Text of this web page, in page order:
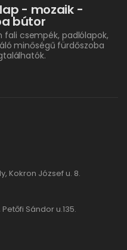
- mozaik -
bútor
fali csempék, padlólapok,
minőségű fürdőszoba
Kokron József u. 8.
Sándor u.135.